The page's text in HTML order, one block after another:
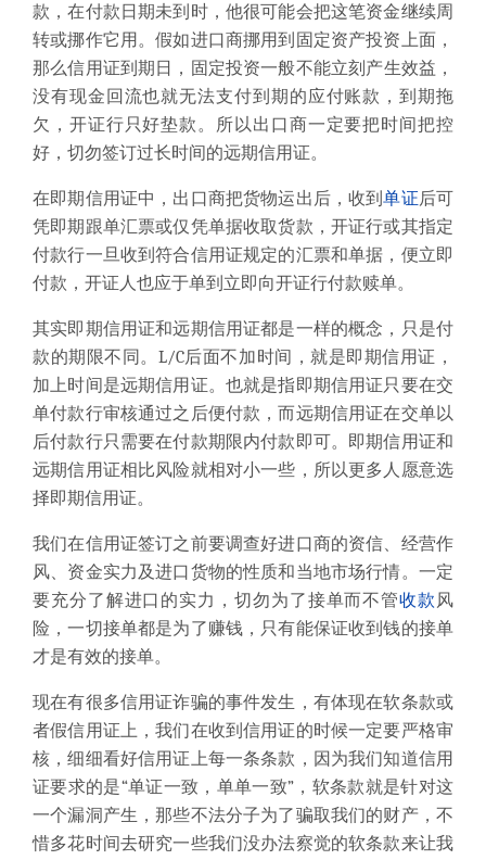
款，在付款日期未到时，他很可能会把这笔资金继续周
转或挪作它用。假如进口商挪用到 固定资产投资上面，
那么信用证到期日， 固定投资一般不能立刻产生效益，
没有现金回流也就无法支付到期的应付账款 ，到期拖
欠， 开证行只好垫款。所以出口商一定要把时间把控
好，切勿签订过长时间的远期信用证。
在即期信用证中，出口商把货物运出后，收到单证后可
凭即期 跟单汇票或仅凭单据收取货款，开证行或其指定
付款行一旦收到符合信用证规定的汇票和单据，便立即
付款，开证人也应于单到立即向开证行付款赎单。
其实即期信用证和远期信用证都是一样的概念，只是付
款的期限不同。L/C后面不加时间，就是即期信用证，
加上时间是远期信用证。也就是指即期信用证只要在交
单付款行审核通过之后便付款，而远期信用证在交单以
后付款行只需要在付款期限内付款即可。即期信用证和
远期信用证相比风险就相对小一些，所以更多人愿意选
择即期信用证。
我们在信用证签订之前要调查好进口商的资信、经营作
风、资金实力及进口货物的性质和当地市场行情。一定
要充分了解进口的实力，切勿为了接单而不管收款 风
险，一切接单都是为了赚钱，只有能保证收到钱的接单
才是有效的接单。
现在有很多信用证诈骗的事件发生，有体现在软条款或
者假信用证上，我们在收到信用证的时候一定要严格审
核，细细看好信用证上每一条条款，因为我们知道信用
证要求的是“单证一致，单单一致”，软条款就是针对这
一个漏洞产生，那些不法分子为了骗取我们的财产，不
惜多花时间去研究一些我们没办法察觉的软条款来让我